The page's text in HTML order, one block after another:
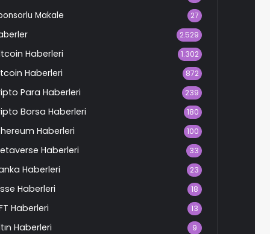
Makale 27
2.529
Haberleri 1.302
Haberleri 872
Para Haberleri 239
Borsa Haberleri 180
Haberleri 100
Haberleri 33
Haberleri 23
Haberleri 18
Haberleri 13
Haberleri 9